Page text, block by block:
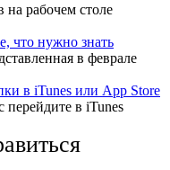
на рабочем столе
что нужно знать
в феврале
в iTunes или App Store
в iTunes